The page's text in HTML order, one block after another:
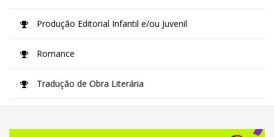
Produção Editorial Infantil e/ou Juvenil
Romance
Tradução de Obra Literária